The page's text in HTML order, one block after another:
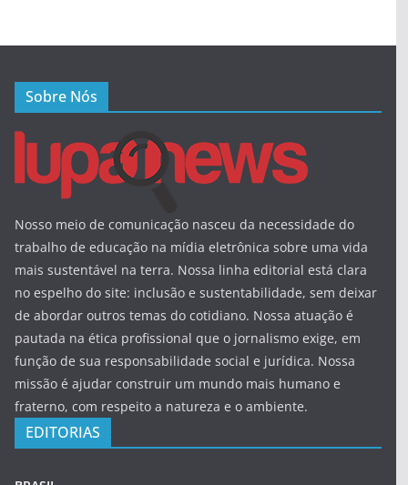
Sobre Nós
Nosso meio de comunicação nasceu da necessidade do
trabalho de educação na mídia eletrônica sobre uma vida
mais sustentável na terra. Nossa linha editorial está clara
no espelho do site: inclusão e sustentabilidade, sem deixar
de abordar outros temas do cotidiano. Nossa atuação é
pautada na ética profissional que o jornalismo exige, em
função de sua responsabilidade social e jurídica. Nossa
missão é ajudar construir um mundo mais humano e
fraterno, com respeito a natureza e o ambiente.
EDITORIAS